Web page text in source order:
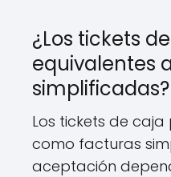
¿Los tickets
equivalentes
simplificadas?
Los tickets de
como facturas
aceptación